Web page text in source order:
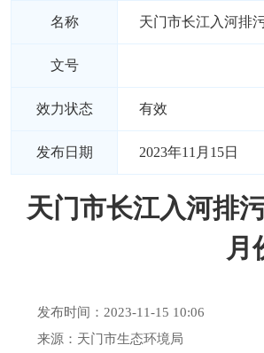
名称 天门市长江入河排
文号
效力状态 有效
发布日期 2023年11月15日
天门市长江入河排
月
发布时间：2023-11-15 10:06
来源：天门市生态环境局